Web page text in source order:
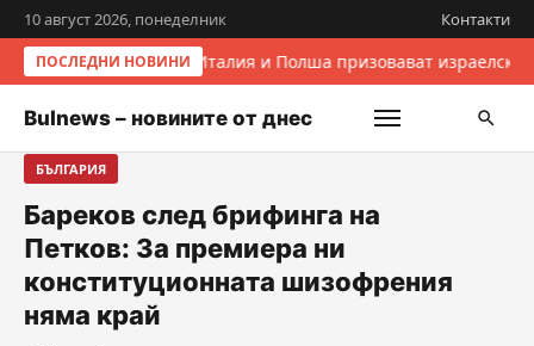
10 август 2026, понеделник Контакти
ПОСЛЕДНИ НОВИНИ Италия и Полша призовават
Bulnews – новините от днес
БЪЛГАРИЯ
Бареков след брифинга на
Петков: За премиера ни
конституционната шизофрения
няма край